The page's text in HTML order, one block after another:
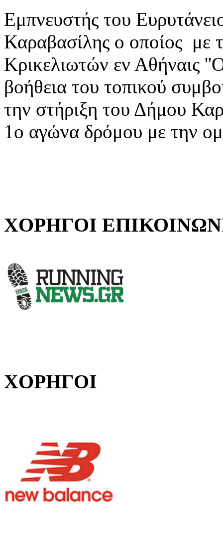
Εμπνευστής του
Καραβασίλης ο οποίος με
Κρικελιωτών εν Αθήναις
βοήθεια του τοπικού
την στήριξη του Δήμου
1ο αγώνα δρόμου με την
ΧΟΡΗΓΟΙ
ΧΟΡΗΓΟΙ